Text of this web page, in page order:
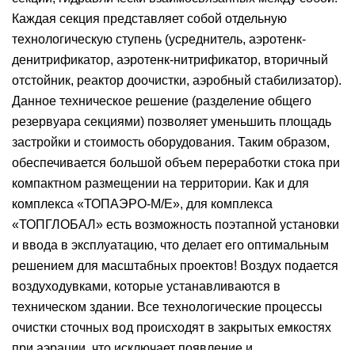
Каждая секция представляет собой отдельную
технологическую ступень (усреднитель, аэротенк-
денитрификатор, аэротенк-нитрификатор, вторичный
отстойник, реактор доочистки, аэробный стабилизатор).
Данное техническое решение (разделение общего
резервуара секциями) позволяет уменьшить площадь
застройки и стоимость оборудования. Таким образом,
обеспечивается большой объем переработки стока при
компактном размещении на территории. Как и для
комплекса «ТОПАЭРО-М/Е», для комплекса
«ТОПГЛОБАЛ» есть возможность поэтапной установки
и ввода в эксплуатацию, что делает его оптимальным
решением для масштабных проектов! Воздух подается
воздуходувками, которые устанавливаются в
техническом здании. Все технологические процессы
очистки сточных вод происходят в закрытых емкостях